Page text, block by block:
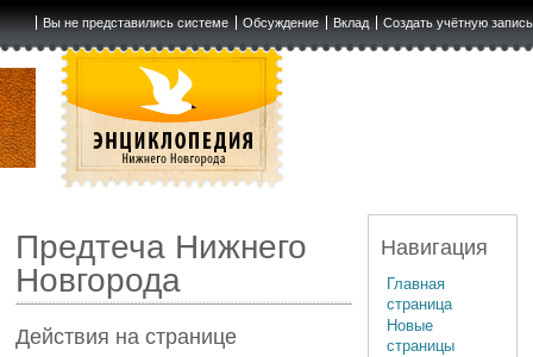
Вы не представились системе Обсуждение Вклад Создать учётную запись
Предтеча Нижнего
Новгорода
Действия на странице
Навигация
Главная
страница
Новые
страницы